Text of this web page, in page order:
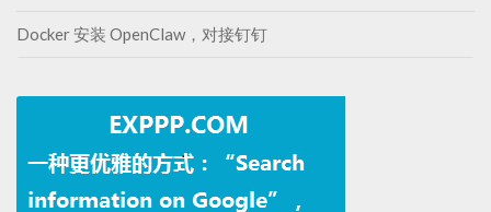
Docker 安装 OpenClaw，对接钉钉